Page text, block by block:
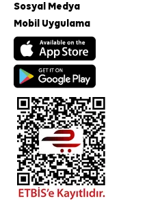
Sosyal Medya
Mobil Uygulama